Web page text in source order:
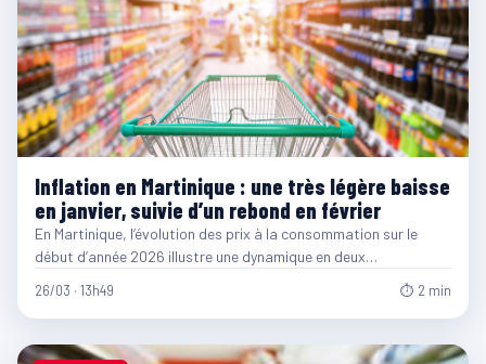
Inflation en Martinique : une très légère baisse
en janvier, suivie d’un rebond en février
En Martinique, l’évolution des prix à la consommation sur le
début d’année 2026 illustre une dynamique en deux…
26/03 · 13h49 ⏱ 2 min